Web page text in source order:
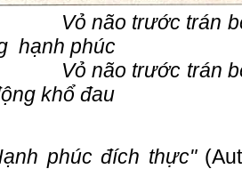
trán bên trái
hạnh phúc
trán bên
khổ đau
phúc đích thực"